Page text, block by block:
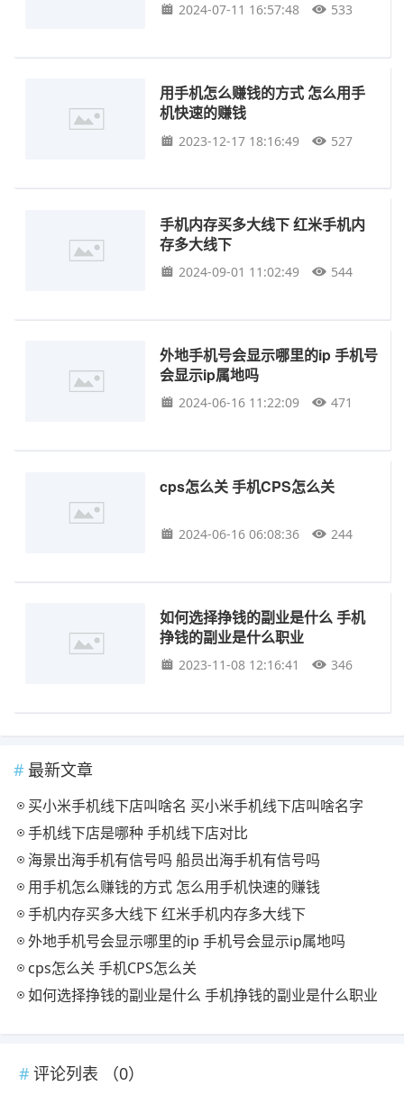
2024-07-11 16:57:48 533
用手机怎么赚钱的方式 怎么用手
机快速的赚钱
2023-12-17 18:16:49 527
手机内存买多大线下 红米手机内
存多大线下
2024-09-01 11:02:49 544
外地手机号会显示哪里的ip 手机号
会显示ip属地吗
2024-06-16 11:22:09 471
cps怎么关 手机CPS怎么关
2024-06-16 06:08:36 244
如何选择挣钱的副业是什么 手机
挣钱的副业是什么职业
2023-11-08 12:16:41 346
最新文章
买小米手机线下店叫啥名 买小米手机线下店叫啥名字
手机线下店是哪种 手机线下店对比
海景出海手机有信号吗 船员出海手机有信号吗
用手机怎么赚钱的方式 怎么用手机快速的赚钱
手机内存买多大线下 红米手机内存多大线下
外地手机号会显示哪里的ip 手机号会显示ip属地吗
cps怎么关 手机CPS怎么关
如何选择挣钱的副业是什么 手机挣钱的副业是什么职业
评论列表 （0）